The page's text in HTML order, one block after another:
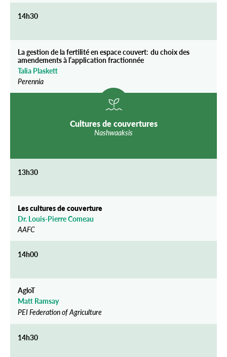
14h30
La gestion de la fertilité en espace couvert: du choix des
amendements à l’application fractionnée
Talia Plaskett
Perennia
Cultures de couvertures
Nashwaaksis
13h30
Les cultures de couverture
Dr. Louis-Pierre Comeau
AAFC
14h00
AgloT
Matt Ramsay
PEI Federation of Agriculture
14h30